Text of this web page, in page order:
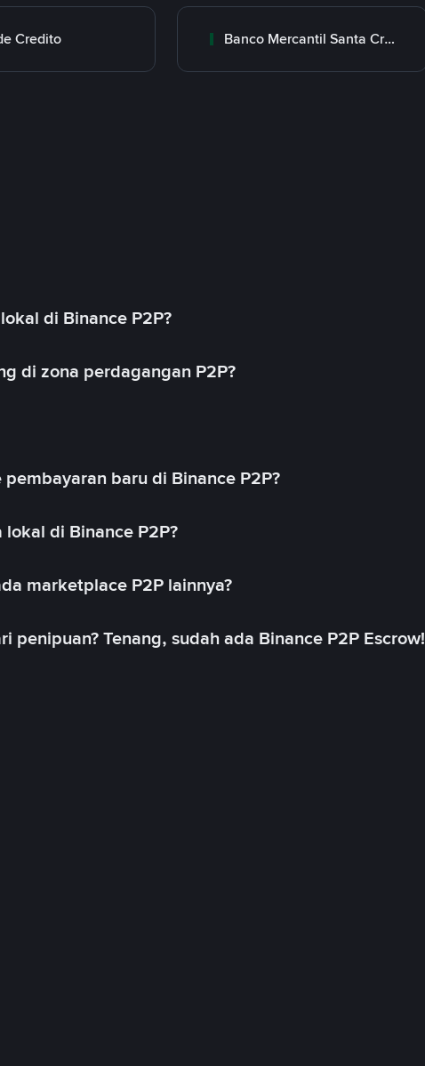
Credito Banco Mercantil Santa Cruz
di Binance P2P?
di zona perdagangan P2P?
baru di Binance P2P?
di Binance P2P?
marketplace P2P lainnya?
Tenang, sudah ada Binance P2P Escrow!